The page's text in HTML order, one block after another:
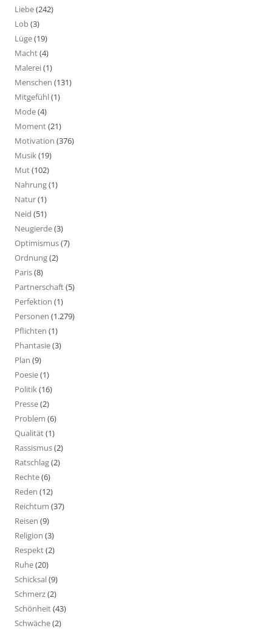
Liebe(242)
Lob(3)
Lüge(19)
Macht(4)
Malerei(1)
Menschen (131)
Mitgefühl(1)
Mode(4)
Moment(21)
Motivation (376)
Musik(19)
Mut(102)
Nahrung(1)
Natur(1)
Neid (51)
Neugierde(3)
Optimismus(7)
Ordnung(2)
Paris(8)
Partnerschaft(5)
Perfektion (1)
Personen (1.279)
Pflichten (1)
Phantasie(3)
Plan (9)
Poesie(1)
Politik(16)
Presse(2)
Problem (6)
Qualität(1)
Rassismus(2)
Ratschlag(2)
Rechte(6)
Reden (12)
Reichtum (37)
Reisen (9)
Religion (3)
Respekt(2)
Ruhe(20)
Schicksal(9)
Schmerz(2)
Schönheit(43)
Schwäche(2)